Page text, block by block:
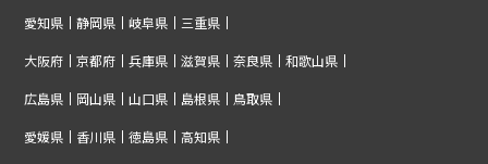
愛知県 静岡県 岐阜県 三重県
大阪府 京都府 兵庫県 滋賀県 奈良県 和歌山県
広島県 岡山県 山口県 島根県 鳥取県
愛媛県 香川県 徳島県 高知県